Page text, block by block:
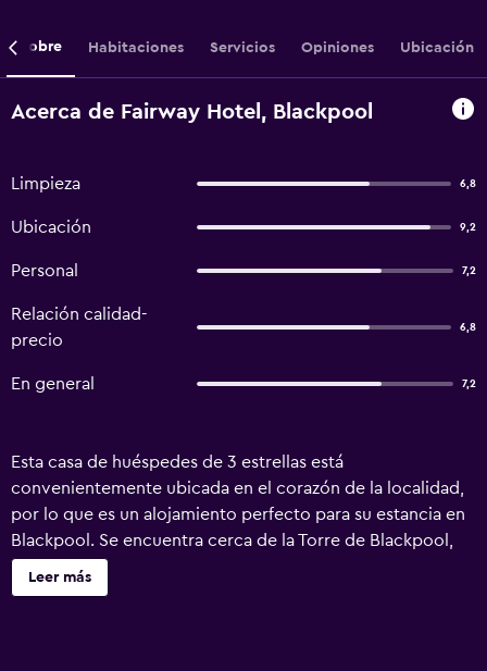
Sobre Habitaciones Servicios Opiniones Ubicación
Acerca de Fairway Hotel, Blackpool
Limpieza 6,8
Ubicación 9,2
Personal 7,2
Relación calidad-
precio
6,8
En general 7,2
Esta casa de huéspedes de 3 estrellas está
convenientemente ubicada en el corazón de la localidad,
por lo que es un alojamiento perfecto para su estancia en
Blackpool. Se encuentra cerca de la Torre de Blackpool,
así como de las tiendas y los locales nocturnos de la zona.
Esta acogedora casa de huéspedes cuenta con una gran
Leer más